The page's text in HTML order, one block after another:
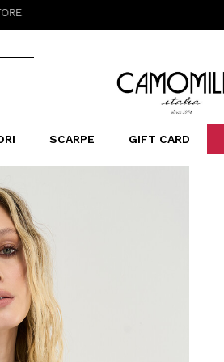
Camomilla Italia®
SCARPE GIFT CARD